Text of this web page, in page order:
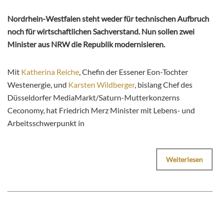
Nordrhein-Westfalen steht weder für technischen Aufbruch
noch für wirtschaftlichen Sachverstand. Nun sollen zwei
Minister aus NRW die Republik modernisieren.
Mit Katherina Reiche , Chefin der Essener Eon-Tochter
Westenergie, und Karsten Wildberger, bislang Chef des
Düsseldorfer MediaMarkt/Saturn-Mutterkonzerns
Ceconomy, hat Friedrich Merz Minister mit Lebens- und
Arbeitsschwerpunkt in
Weiterlesen